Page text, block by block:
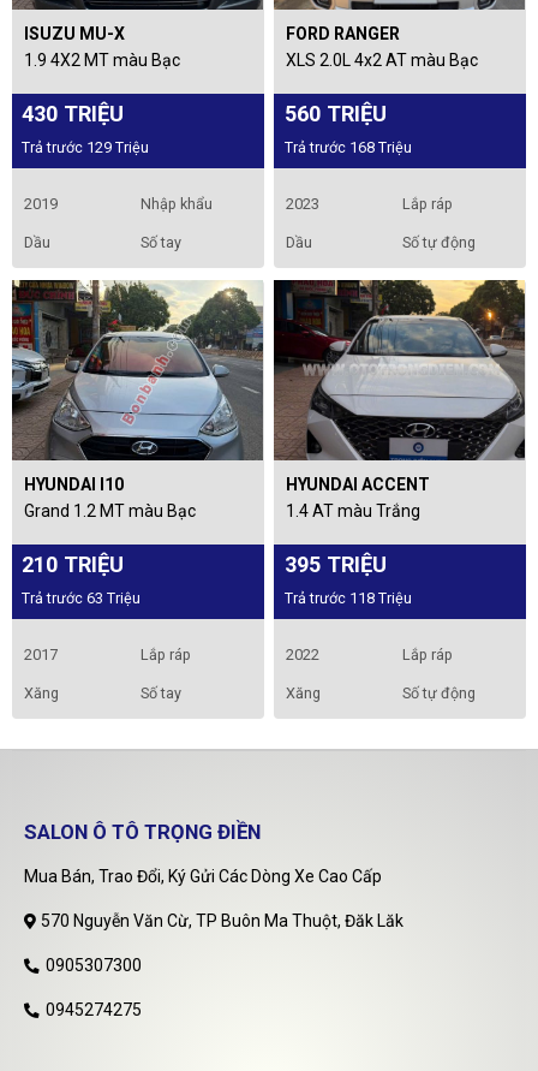
ISUZU MU-X
1.9 4X2 MT màu Bạc
430 TRIỆU
Trả trước 129 Triệu
2019 Nhập khẩu
Dầu Số tay
FORD RANGER
XLS 2.0L 4x2 AT màu Bạc
560 TRIỆU
Trả trước 168 Triệu
2023 Lắp ráp
Dầu Số tự động
HYUNDAI I10
Grand 1.2 MT màu Bạc
210 TRIỆU
Trả trước 63 Triệu
2017 Lắp ráp
Xăng Số tay
HYUNDAI ACCENT
1.4 AT màu Trắng
395 TRIỆU
Trả trước 118 Triệu
2022 Lắp ráp
Xăng Số tự động
SALON Ô TÔ TRỌNG ĐIỀN
Mua Bán, Trao Đổi, Ký Gửi Các Dòng Xe Cao Cấp
570 Nguyễn Văn Cừ, TP Buôn Ma Thuột, Đăk Lăk
0905307300
0945274275